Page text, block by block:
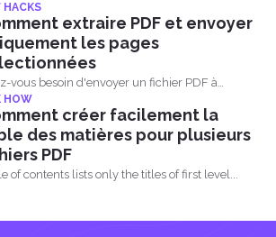
HACKS
extraire PDF et envoyer
les pages
vous besoin d'envoyer un fichier PDF à
mais il contient...
HOW
créer facilement la
des matières pour plusieurs
PDF
of contents lists only the titles of first level...